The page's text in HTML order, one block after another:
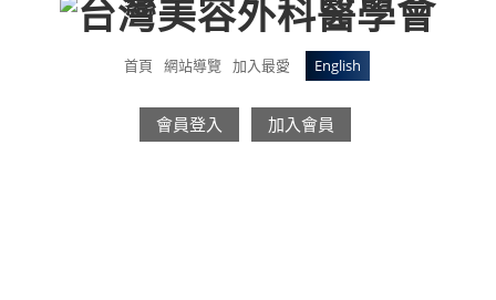
首頁 網站導覽 加入最愛 English
會員登入 加入會員